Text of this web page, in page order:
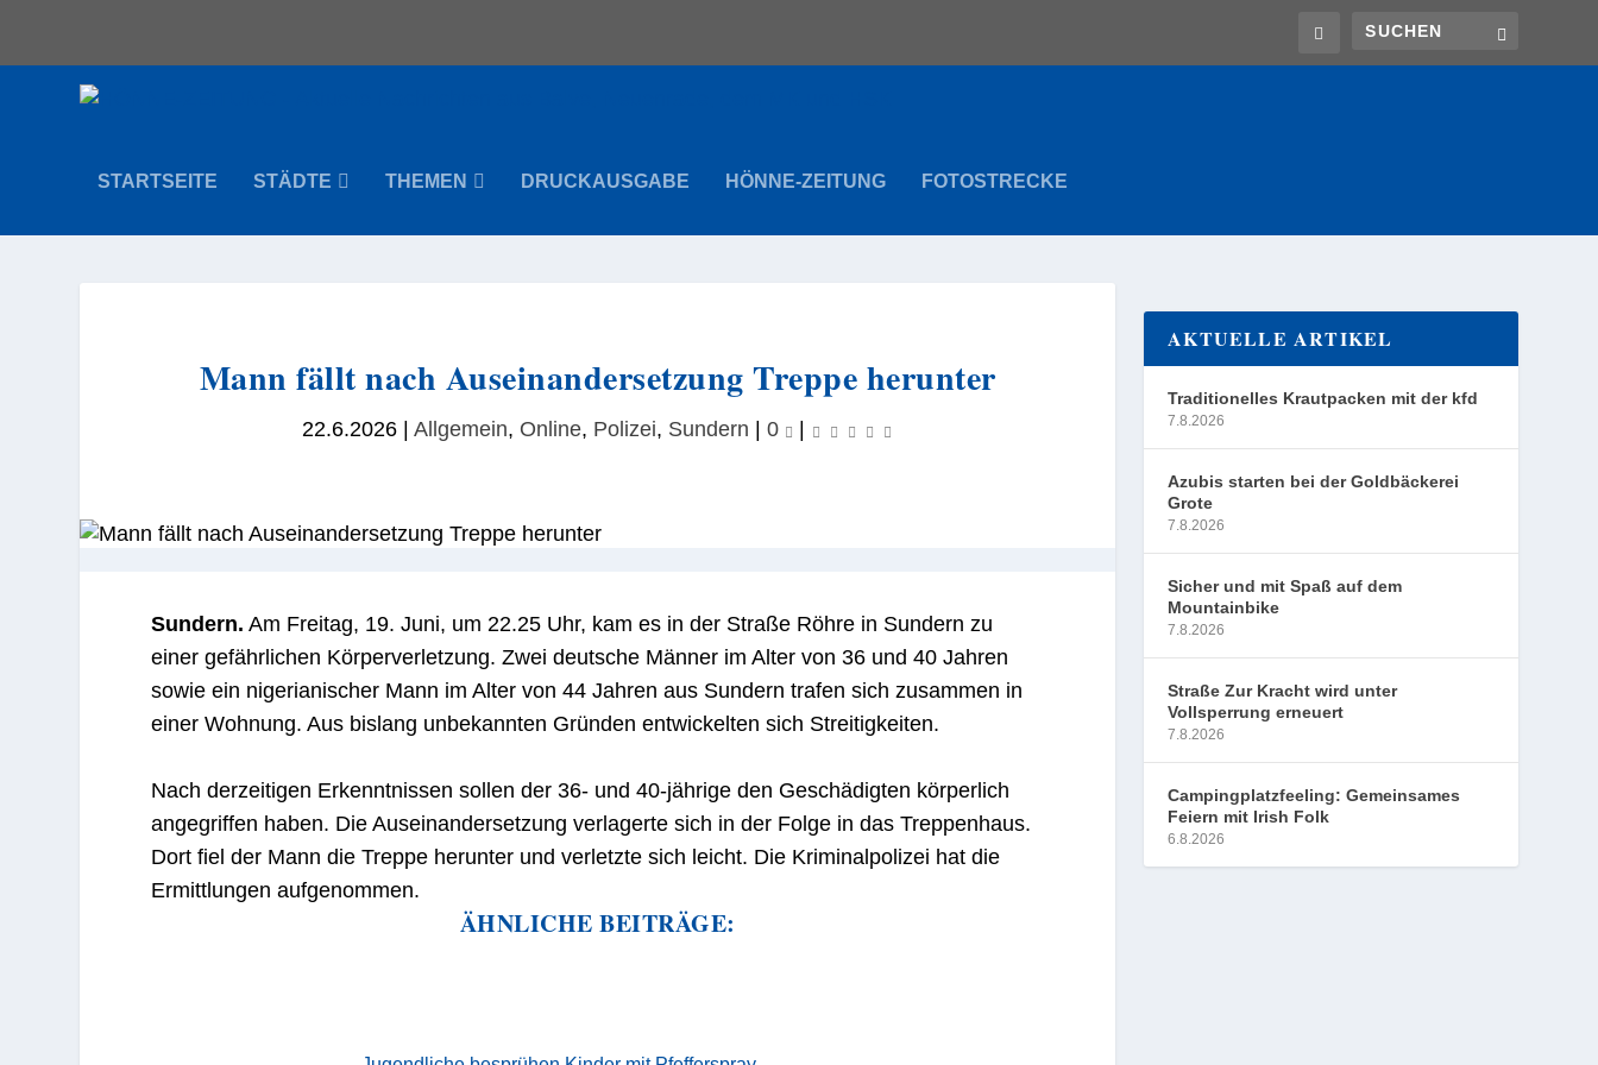
STARTSEITE STÄDTE THEMEN DRUCKAUSGABE HÖNNE-ZEITUNG FOTOSTRECKE
Mann fällt nach Auseinandersetzung Treppe herunter
22.6.2026| Allgemein, Online, Polizei, Sundern 0
Sundern. Am Freitag, 19. Juni, um 22.25 Uhr, kam es in der Straße Röhre in Sundern zu
einer gefährlichen Körperverletzung. Zwei deutsche Männer im Alter von 36 und 40 Jahren
sowie ein nigerianischer Mann im Alter von 44 Jahren aus Sundern trafen sich zusammen in
einer Wohnung. Aus bislang unbekannten Gründen entwickelten sich Streitigkeiten.
Nach derzeitigen Erkenntnissen sollen der 36- und 40-jährige den Geschädigten körperlich
angegriffen haben. Die Auseinandersetzung verlagerte sich in der Folge in das Treppenhaus.
Dort fiel der Mann die Treppe herunter und verletzte sich leicht. Die Kriminalpolizei hat die
Ermittlungen aufgenommen.
ÄHNLICHE BEITRÄGE:
AKTUELLE ARTIKEL
Traditionelles Krautpacken mit der kfd
7.8.2026
Azubis starten bei der Goldbäckerei
Grote
7.8.2026
Sicher und mit Spaß auf dem
Mountainbike
7.8.2026
Straße Zur Kracht wird unter
Vollsperrung erneuert
7.8.2026
Campingplatzfeeling: Gemeinsames
Feiern mit Irish Folk
6.8.2026